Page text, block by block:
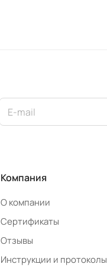
Компания
О компании
Сертификаты
Отзывы
Инструкции и протоколы